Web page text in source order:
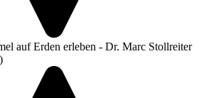
auf Erden erleben - Dr. Marc Stollreiter